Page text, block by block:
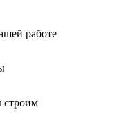
работе
строим